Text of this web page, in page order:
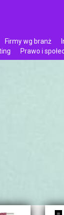
Firmy wg branż
Prawo i